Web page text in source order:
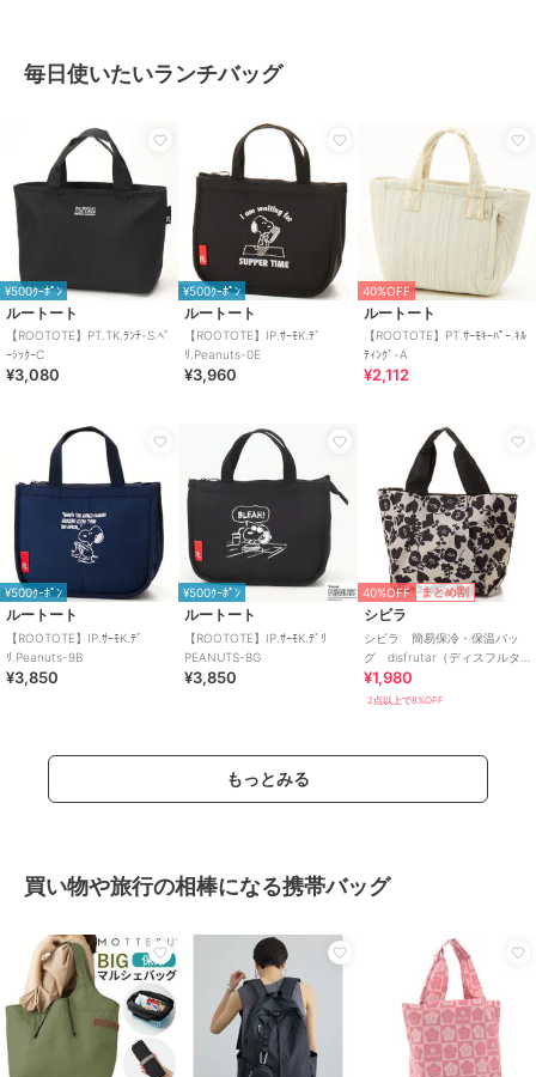
毎日使いたいランチバッグ
¥500ｸｰﾎﾟﾝ
ルートート
【ROOTOTE】PT.TK.ﾗﾝﾁ-S.ﾍﾞ
ｰｼｯｸｰC
¥3,080
¥500ｸｰﾎﾟﾝ
ルートート
【ROOTOTE】IP.ｻｰﾓK.ﾃﾞ
ﾘ.Peanuts-0E
¥3,960
40%OFF
ルートート
【ROOTOTE】PT.ｻｰﾓｷｰﾊﾟｰ.ｷﾙ
ﾃｨﾝｸﾞ-A
¥2,112
¥500ｸｰﾎﾟﾝ
ルートート
【ROOTOTE】IP.ｻｰﾓK.ﾃﾞ
ﾘ.Peanuts-9B
¥3,850
¥500ｸｰﾎﾟﾝ
ルートート
【ROOTOTE】IP.ｻｰﾓK.ﾃﾞﾘ
PEANUTS-8G
¥3,850
40%OFF まとめ割
シビラ
シビラ 簡易保冷・保温バッ
グ disfrutar（ディスフルタ
ー） 【Sybilla】
¥1,980
2点以上で8%OFF
もっとみる
買い物や旅行の相棒になる携帯バッグ